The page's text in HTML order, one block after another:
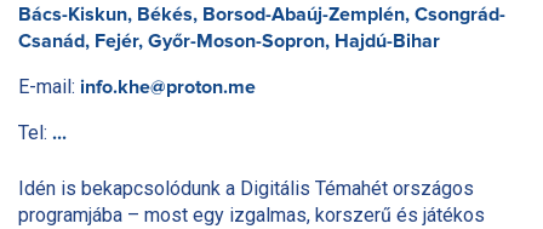
Bács-Kiskun, Békés, Borsod-Abaúj-Zemplén, Csongrád-
Csanád, Fejér, Győr-Moson-Sopron, Hajdú-Bihar
E-mail: info.khe@proton.me
Tel: ...
Idén is bekapcsolódunk a Digitális Témahét országos
programjába – most egy izgalmas, korszerű és játékos